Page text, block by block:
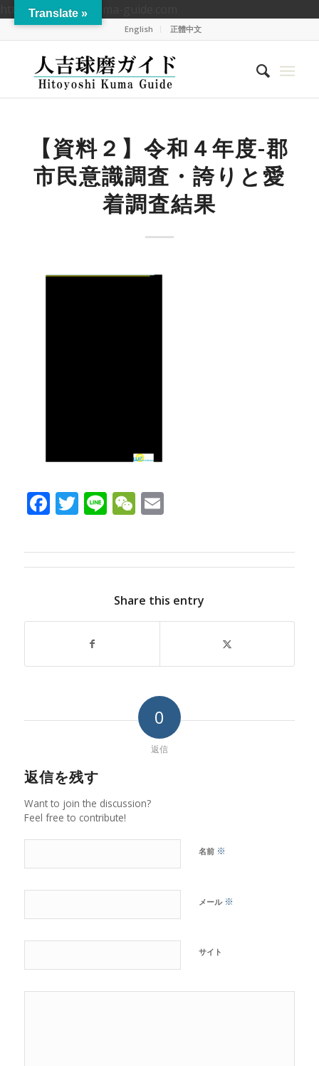
https://hitoyoshikuma-guide.com
English 正體中文
【資料２】令和４年度-郡
市民意識調査・誇りと愛
着調査結果
Facebook
Twitter
LineWeChat
Email
Share this entry
0
返信
返信を残す
Want to join the discussion?
Feel free to contribute!
名前 ※
メール ※
サイト
Translate »